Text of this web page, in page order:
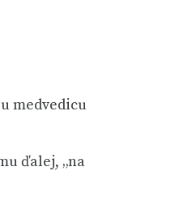
medvedicu
ďalej, „na